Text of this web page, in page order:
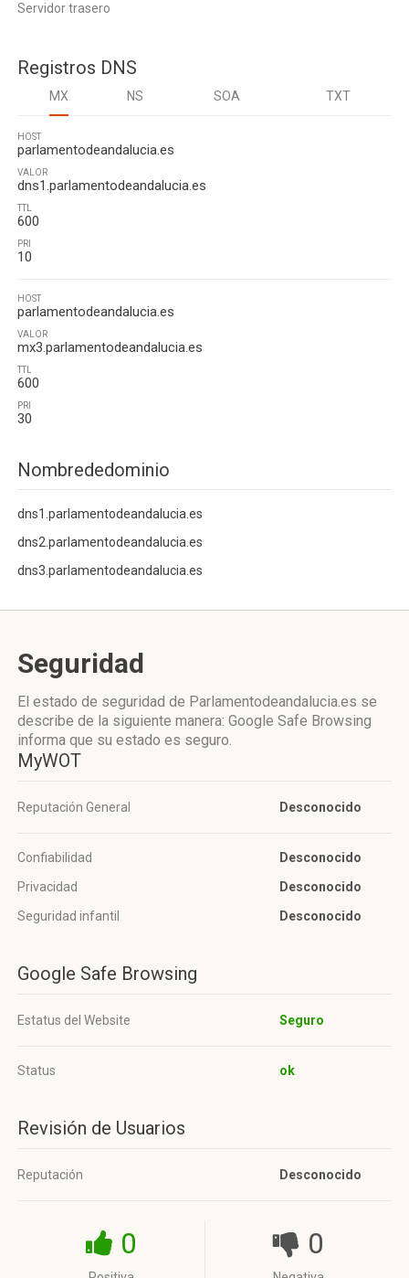
Servidor trasero
Registros DNS
MX NS SOA TXT
HOST
parlamentodeandalucia.es
VALOR
dns1.parlamentodeandalucia.es
TTL
600
PRI
10
HOST
parlamentodeandalucia.es
VALOR
mx3.parlamentodeandalucia.es
TTL
600
PRI
30
Nombrededominio
dns1.parlamentodeandalucia.es
dns2.parlamentodeandalucia.es
dns3.parlamentodeandalucia.es
Seguridad
El estado de seguridad de Parlamentodeandalucia.es se
describe de la siguiente manera: Google Safe Browsing
informa que su estado es seguro.
MyWOT
Reputación General Desconocido
Confiabilidad
Desconocido
Privacidad
Desconocido
Seguridad infantil
Desconocido
Google Safe Browsing
Estatus del Website Seguro
Status ok
Revisión de Usuarios
Reputación Desconocido
0 0